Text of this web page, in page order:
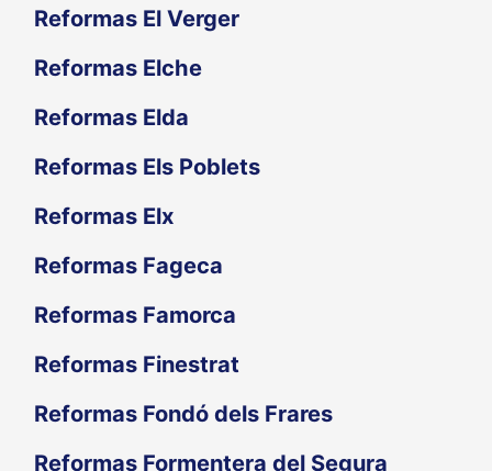
Reformas El Verger
Reformas Elche
Reformas Elda
Reformas Els Poblets
Reformas Elx
Reformas Fageca
Reformas Famorca
Reformas Finestrat
Reformas Fondó dels Frares
Reformas Formentera del Segura